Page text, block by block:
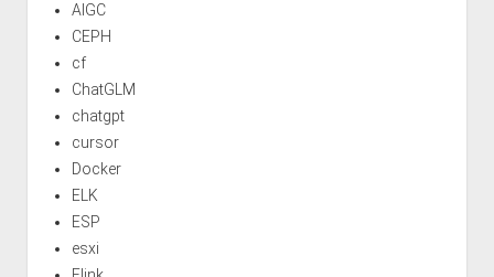
AIGC
CEPH
cf
ChatGLM
chatgpt
cursor
Docker
ELK
ESP
esxi